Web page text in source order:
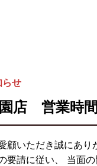
らせ
店 営業時
顧いただき誠にあ
要請に従い、 当面